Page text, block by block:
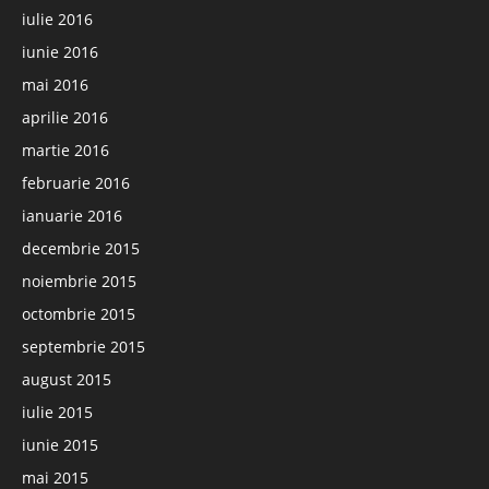
iulie 2016
iunie 2016
mai 2016
aprilie 2016
martie 2016
februarie 2016
ianuarie 2016
decembrie 2015
noiembrie 2015
octombrie 2015
septembrie 2015
august 2015
iulie 2015
iunie 2015
mai 2015